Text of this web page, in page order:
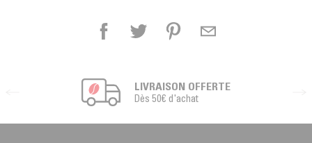
LIVRAISON OFFERTE
Dès 50€ d'achat